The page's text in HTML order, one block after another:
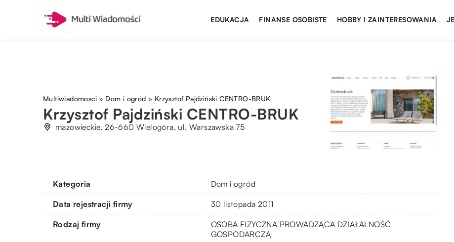
EDUKACJA FINANSE OSOBISTE HOBBY I ZAINTERESOWANIA
Multiwiadomosci » Dom i ogród » Krzysztof Pajdziński CENTRO-BRUK
Krzysztof Pajdziński CENTRO-BRUK
mazowieckie, 26-660 Wielogóra, ul. Warszawska 75
Kategoria Dom i ogród
Data rejestracji firmy 30 listopada 2011
Rodzaj firmy
OSOBA FIZYCZNA PROWADZĄCA DZIAŁALNOŚĆ
GOSPODARCZĄ